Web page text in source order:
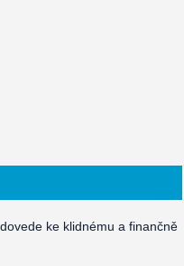
ke klidnému a finančně